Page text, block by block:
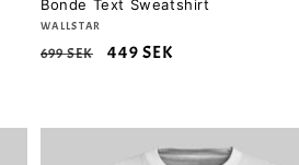
Bonde Text Sweatshirt
Säljare:
WALLSTAR
Ordinarie
699 SEK Försäljningspris
449 SEK